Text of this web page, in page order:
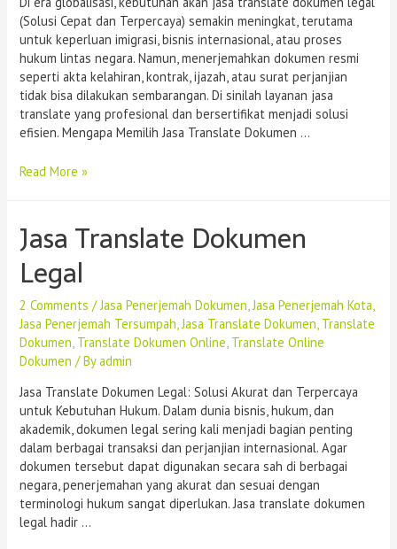
(Solusi Cepat dan Terpercaya) semakin meningkat, terutama
untuk keperluan imigrasi, bisnis internasional, atau proses
hukum lintas negara. Namun, menerjemahkan dokumen resmi
seperti akta kelahiran, kontrak, ijazah, atau surat perjanjian
tidak bisa dilakukan sembarangan. Di sinilah layanan jasa
translate yang profesional dan bersertifikat menjadi solusi
efisien. Mengapa Memilih Jasa Translate Dokumen …
Read More »
Jasa Translate Dokumen
Legal
2 Comments /Jasa Penerjemah Dokumen ,Jasa Penerjemah Kota
Jasa Penerjemah Tersumpah ,Jasa Translate Dokumen Translate
Dokumen Translate Dokumen Online Translate Online
Dokumen / Byadmin
Jasa Translate Dokumen Legal: Solusi Akurat dan Terpercaya
untuk Kebutuhan Hukum. Dalam dunia bisnis, hukum, dan
akademik, dokumen legal sering kali menjadi bagian penting
dalam berbagai transaksi dan perjanjian internasional. Agar
dokumen tersebut dapat digunakan secara sah di berbagai
negara, penerjemahan yang akurat dan sesuai dengan
terminologi hukum sangat diperlukan. Jasa translate dokumen
legal hadir …